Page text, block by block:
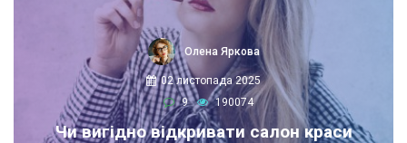
Олена Яркова
02 листопада 2025
9
190074
Чи вигідно відкривати салон краси